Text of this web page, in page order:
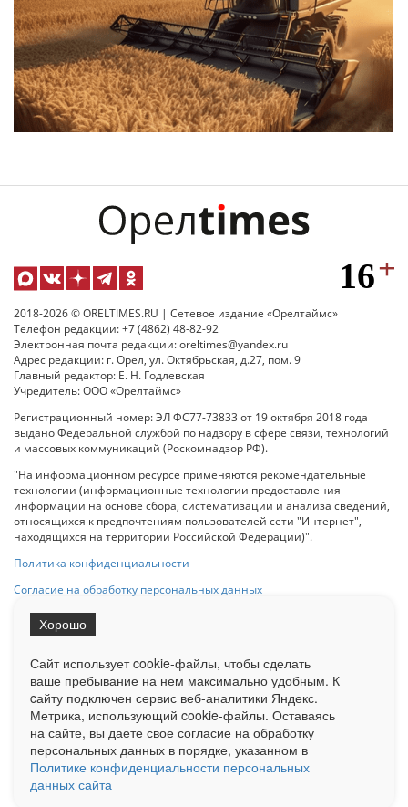
2018-2026 © ORELTIMES.RU | Сетевое издание «Орелтаймс»
Телефон редакции: +7 (4862) 48-82-92
Электронная почта редакции: oreltimes@yandex.ru
Адрес редакции: г. Орел, ул. Октябрьская, д.27, пом. 9
Главный редактор: Е. Н. Годлевская
Учредитель: ООО «Орелтаймс»
Регистрационный номер: ЭЛ ФС77-73833 от 19 октября 2018 года
выдано Федеральной службой по надзору в сфере связи, технологий
и массовых коммуникаций (Роскомнадзор РФ).
"На информационном ресурсе применяются рекомендательные
технологии (информационные технологии предоставления
информации на основе сбора, систематизации и анализа сведений,
относящихся к предпочтениям пользователей сети "Интернет",
находящихся на территории Российской Федерации)".
Политика конфиденциальности
Согласие на обработку персональных данных
на Сетевое издание «ОрелТаймс» обязательна.
Ограниченная статистика посещаемости доступна на сайте
Liveinternet.ru . Подробная статистика для рекламодателей по запросу
у менеджера.
Реклама Документы О нас Контакты
Сайт использует cookie-файлы, чтобы сделать
ваше пребывание на нем максимально удобным. К
cайту подключен сервис веб-аналитики Яндекс.
Метрика, использующий cookie-файлы. Оставаясь
на сайте, вы даете свое согласие на обработку
персональных данных в порядке, указанном в
Политике конфиденциальности персональных
данных сайта
Хорошо